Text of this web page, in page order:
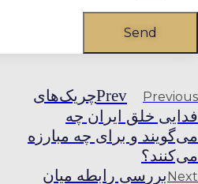
Send
Prev Previous
چریک‌های
فدایی خلق ایران چه
می‌گویند و برای چه مبارزه
می‌کنند؟
Next بررسی رابطه میان